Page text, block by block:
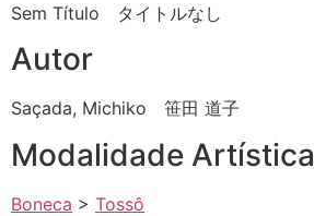
Sem Título タイトルなし
Autor
Saçada, Michiko 笹田 道子
Modalidade Artística
Boneca > Tossô